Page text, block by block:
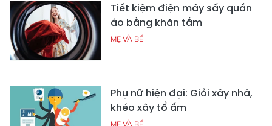
Tiết kiệm điện máy sấy quần
áo bằng khăn tắm
MẸ VÀ BÉ
Phụ nữ hiện đại: Giỏi xây nhà,
khéo xây tổ ấm
MẸ VÀ BÉ